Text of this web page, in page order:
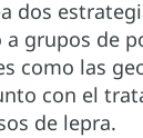
dos
grupos de
como las
con el
de lepra.